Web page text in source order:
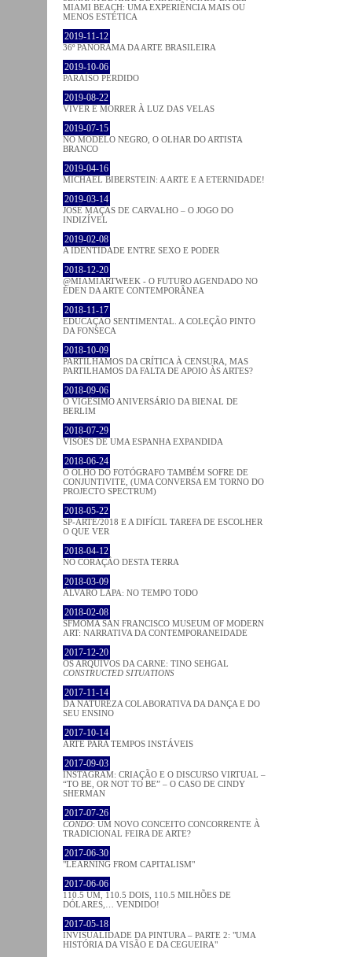
MIAMI BEACH: UMA EXPERIÊNCIA MAIS OU
MENOS ESTÉTICA
2019-11-12
36º PANORAMA DA ARTE BRASILEIRA
2019-10-06
PARAÍSO PERDIDO
2019-08-22
VIVER E MORRER À LUZ DAS VELAS
2019-07-15
NO MODELO NEGRO, O OLHAR DO ARTISTA
BRANCO
2019-04-16
MICHAEL BIBERSTEIN: A ARTE E A ETERNIDADE!
2019-03-14
JOSÉ MAÇÃS DE CARVALHO – O JOGO DO
INDIZÍVEL
2019-02-08
A IDENTIDADE ENTRE SEXO E PODER
2018-12-20
@MIAMIARTWEEK - O FUTURO AGENDADO NO
ÉDEN DA ARTE CONTEMPORÂNEA
2018-11-17
EDUCAÇÃO SENTIMENTAL. A COLEÇÃO PINTO
DA FONSECA
2018-10-09
PARTILHAMOS DA CRÍTICA À CENSURA, MAS
PARTILHAMOS DA FALTA DE APOIO ÀS ARTES?
2018-09-06
O VIGÉSIMO ANIVERSÁRIO DA BIENAL DE
BERLIM
2018-07-29
VISÕES DE UMA ESPANHA EXPANDIDA
2018-06-24
O OLHO DO FOTÓGRAFO TAMBÉM SOFRE DE
CONJUNTIVITE, (UMA CONVERSA EM TORNO DO
PROJECTO SPECTRUM)
2018-05-22
SP-ARTE/2018 E A DIFÍCIL TAREFA DE ESCOLHER
O QUE VER
2018-04-12
NO CORAÇÂO DESTA TERRA
2018-03-09
ÁLVARO LAPA: NO TEMPO TODO
2018-02-08
SFMOMA SAN FRANCISCO MUSEUM OF MODERN
ART: NARRATIVA DA CONTEMPORANEIDADE
2017-12-20
OS ARQUIVOS DA CARNE: TINO SEHGAL
CONSTRUCTED SITUATIONS
2017-11-14
DA NATUREZA COLABORATIVA DA DANÇA E DO
SEU ENSINO
2017-10-14
ARTE PARA TEMPOS INSTÁVEIS
2017-09-03
INSTAGRAM: CRIAÇÃO E O DISCURSO VIRTUAL –
“TO BE, OR NOT TO BE” – O CASO DE CINDY
SHERMAN
2017-07-26
CONDO: UM NOVO CONCEITO CONCORRENTE À
TRADICIONAL FEIRA DE ARTE?
2017-06-30
"LEARNING FROM CAPITALISM"
2017-06-06
110.5 UM, 110.5 DOIS, 110.5 MILHÕES DE
DÓLARES,… VENDIDO!
2017-05-18
INVISUALIDADE DA PINTURA – PARTE 2: "UMA
HISTÓRIA DA VISÃO E DA CEGUEIRA"